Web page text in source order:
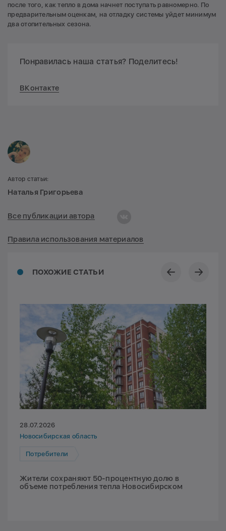
после того, как тепло в дома начнет поступать равномерно. По
предварительным оценкам, на отладку системы уйдет минимум
два отопительных сезона.
Понравилась наша статья? Поделитесь!
ВКонтакте
ПОХОЖИЕ СТАТЬИ
28.07.2026
Новосибирская область
Потребители
Жители сохраняют 50-процентную долю в
объеме потребления тепла Новосибирском
Автор статьи:
Наталья Григорьева
Все публикации автора
Правила использования материалов